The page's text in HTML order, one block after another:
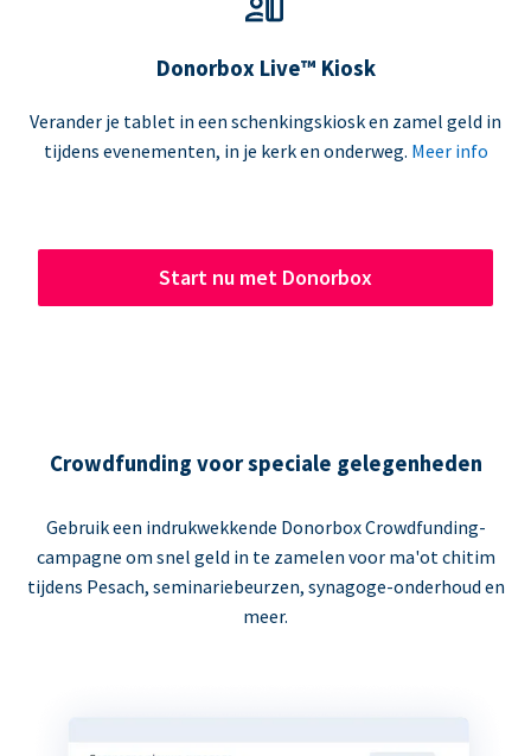
Donorbox Live™ Kiosk
Verander je tablet in een schenkingskiosk en zamel geld in
tijdens evenementen, in je kerk en onderweg. Meer info
Start nu met Donorbox
Crowdfunding voor speciale gelegenheden
Gebruik een indrukwekkende Donorbox Crowdfunding-
campagne om snel geld in te zamelen voor ma'ot chitim
tijdens Pesach, seminariebeurzen, synagoge-onderhoud en
meer.